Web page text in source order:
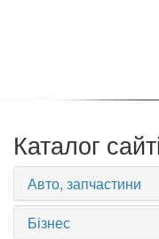
Каталог
Авто, запчастини
Бізнес